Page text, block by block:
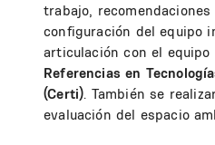
trabajo,
configuración del equipo
articulación con el equipo
Referencias en
(Certi). También se
evaluación del espacio